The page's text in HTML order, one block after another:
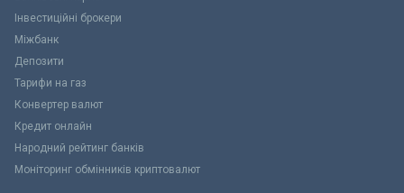
Інвестиційні брокери
Міжбанк
Депозити
Тарифи на газ
Конвертер валют
Кредит онлайн
Народний рейтинг банків
Моніторинг обмінників криптовалют